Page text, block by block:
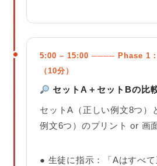
5:00 – 15:00 ──── Phase 1：
（10分）
セットA＋セットBの比
セットA（正しい例文8つ）
例文6つ）のプリント or 画
● 生徒に指示：「Aはすべ